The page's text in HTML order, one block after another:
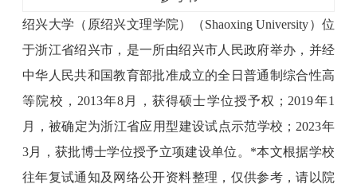
绍兴大学（原绍兴文理学院）（Shaoxing University）位
于浙江省绍兴市，是一所由绍兴市人民政府举办，并经
中华人民共和国教育部批准成立的全日普通制综合性高
等院校，2013年8月，获得硕士学位授予权；2019年1
月，被确定为浙江省应用型建设试点示范学校；2023年
3月，获批博士学位授予立项建设单位。*本文根据学校
往年复试通知及网络公开资料整理，仅供参考，请以院